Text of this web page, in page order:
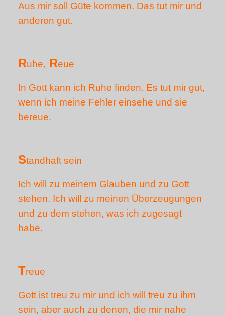
Aus mir soll Güte kommen. Das tut mir und
anderen gut.
Ruhe, Reue
In Gott kann ich Ruhe finden. Es tut mir gut,
wenn ich meine Fehler einsehe und sie
bereue.
Standhaft sein
Ich will zu meinem Glauben und zu Gott
stehen. Ich will zu meinen Überzeugungen
und zu dem stehen, was ich zugesagt
habe.
Treue
Gott ist treu zu mir und ich will treu zu ihm
sein, aber auch zu denen, die mir nahe